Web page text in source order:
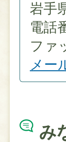
岩手
電話
ファ
メー
み